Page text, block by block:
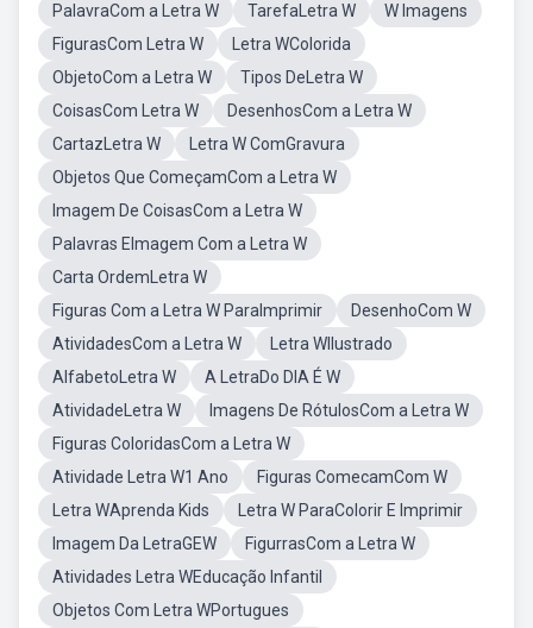
PalavraCom a Letra W
TarefaLetra W
W Imagens
FigurasCom Letra W
Letra WColorida
ObjetoCom a Letra W
Tipos DeLetra W
CoisasCom Letra W
DesenhosCom a Letra W
CartazLetra W
Letra W ComGravura
Objetos Que ComeçamCom a Letra W
Imagem De CoisasCom a Letra W
Palavras EImagem Com a Letra W
Carta OrdemLetra W
Figuras Com a Letra W ParaImprimir
DesenhoCom W
AtividadesCom a Letra W
Letra WIlustrado
AlfabetoLetra W
A LetraDo DIA É W
AtividadeLetra W
Imagens De RótulosCom a Letra W
Figuras ColoridasCom a Letra W
Atividade Letra W1 Ano
Figuras ComecamCom W
Letra WAprenda Kids
Letra W ParaColorir E Imprimir
Imagem Da LetraGEW
FigurrasCom a Letra W
Atividades Letra WEducação Infantil
Objetos Com Letra WPortugues